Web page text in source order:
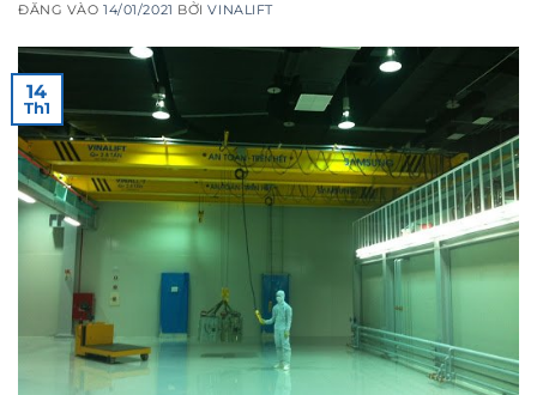
ĐĂNG VÀO14/01/2021 BỞIVINALIFT
14
Th1